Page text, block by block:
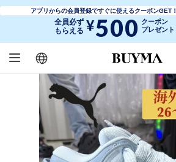
アプリからの会員登録ですぐに使えるクーポンGET！
全員必ず
もらえる ¥500 クーポン
プレゼント
日本語
English
简体中文
繁體中文